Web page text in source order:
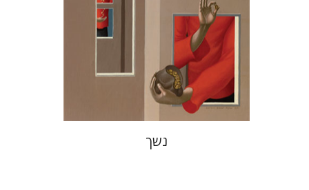
הנחת אתר ספר מודפס
$42
$38
נשך